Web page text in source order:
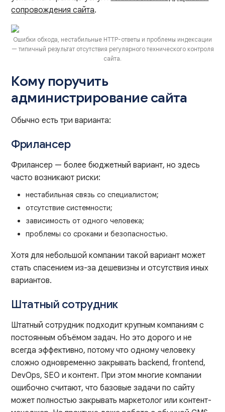
сопровождения сайта.
Ошибки обхода, нестабильные HTTP-ответы и проблемы индексации
— типичный результат отсутствия регулярного технического контроля
сайта.
Кому поручить
администрирование сайта
Обычно есть три варианта:
Фрилансер
Фрилансер — более бюджетный вариант, но здесь
часто возникают риски:
нестабильная связь со специалистом;
отсутствие системности;
зависимость от одного человека;
проблемы со сроками и безопасностью.
Хотя для небольшой компании такой вариант может
стать спасением из-за дешевизны и отсутствия иных
вариантов.
Штатный сотрудник
Штатный сотрудник подходит крупным компаниям с
постоянным объёмом задач. Но это дорого и не
всегда эффективно, потому что одному человеку
сложно одновременно закрывать backend, frontend,
DevOps, SEO и контент. При этом многие компании
ошибочно считают, что базовые задачи по сайту
может полностью закрывать маркетолог или контент-